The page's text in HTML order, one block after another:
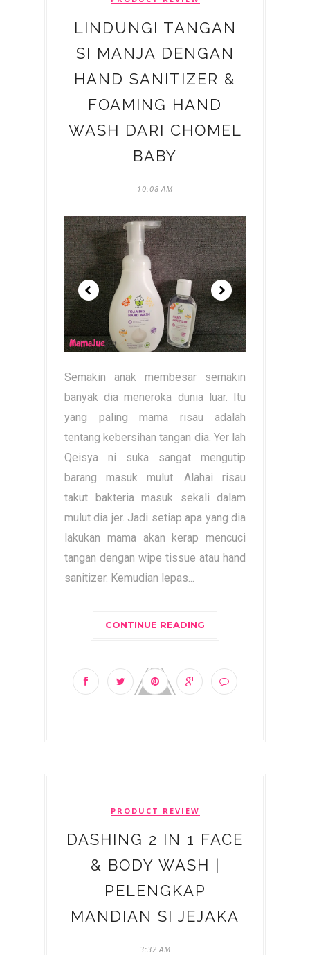
LINDUNGI TANGAN
SI MANJA DENGAN
HAND SANITIZER &
FOAMING HAND
WASH DARI CHOMEL
BABY
10:08 AM
Semakin anak membesar semakin
banyak dia meneroka dunia luar. Itu
yang paling mama risau adalah
tentang kebersihan tangan dia. Yer lah
Qeisya ni suka sangat mengutip
barang masuk mulut. Alahai risau
takut bakteria masuk sekali dalam
mulut dia jer. Jadi setiap apa yang dia
lakukan mama akan kerap mencuci
tangan dengan wipe tissue atau hand
sanitizer. Kemudian lepas...
CONTINUE READING
PRODUCT REVIEW
DASHING 2 IN 1 FACE
& BODY WASH |
PELENGKAP
MANDIAN SI JEJAKA
3:32 AM